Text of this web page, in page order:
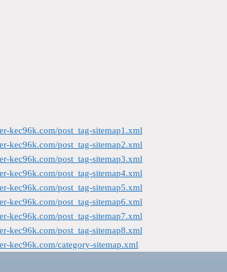
kec96k.com/post_tag-sitemap1.xml
kec96k.com/post_tag-sitemap2.xml
kec96k.com/post_tag-sitemap3.xml
kec96k.com/post_tag-sitemap4.xml
kec96k.com/post_tag-sitemap5.xml
kec96k.com/post_tag-sitemap6.xml
kec96k.com/post_tag-sitemap7.xml
kec96k.com/post_tag-sitemap8.xml
kec96k.com/category-sitemap.xml